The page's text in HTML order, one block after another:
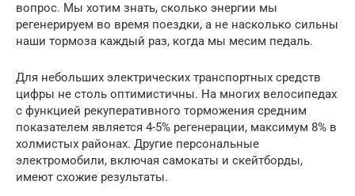
вопрос. Мы хотим знать, сколько энергии мы
регенерируем во время поездки, а не насколько сильны
наши тормоза каждый раз, когда мы месим педаль.
Для небольших электрических транспортных средств
цифры не столь оптимистичны. На многих велосипедах
с функцией рекуперативного торможения средним
показателем является 4-5% регенерации, максимум 8% в
холмистых районах. Другие персональные
электромобили, включая самокаты и скейтборды,
имеют схожие результаты.